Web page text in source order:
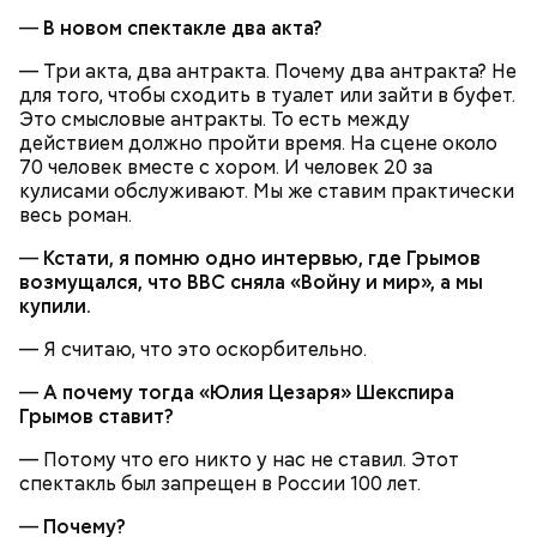
— В новом спектакле два акта?
— Три акта, два антракта. Почему два антракта? Не
для того, чтобы сходить в туалет или зайти в буфет.
Это смысловые антракты. То есть между
действием должно пройти время. На сцене около
70 человек вместе с хором. И человек 20 за
кулисами обслуживают. Мы же ставим практически
весь роман.
— Кстати, я помню одно интервью, где Грымов
возмущался, что BBC сняла «Войну и мир», а мы
купили.
— Я считаю, что это оскорбительно.
—А почему тогда «Юлия Цезаря» Шекспира
Грымов ставит?
— Потому что его никто у нас не ставил. Этот
спектакль был запрещен в России 100 лет.
— Почему?
О, всесвятый Николае, угодниче преизрядный
Господень, теплый наш заступниче, и везде в
скорбех скорый помощниче!
300-400 г шампиньонов или других свежих
грибов;
3 ст. ложки фасоли;
по 1 моркови и репчатой луковице;
3 ст. ложки растительного масла;
зелень, черный молотый перец и соль по вкусу.